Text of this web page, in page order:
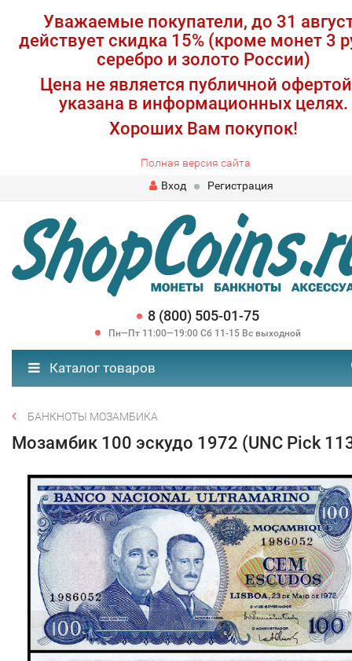
Уважаемые покупатели, до 31
действует скидка 15% (кроме монет 3
серебро и золото России)
Цена не является публичной
указана в информационных целях.
Хороших Вам покупок!
Полная версия сайта
Вход
Регистрация
8 (800) 505-01-75
Пн—Пт 11:00—19:00 Сб 11-15 Вс выходной
Каталог товаров
БАНКНОТЫ МОЗАМБИКА
Мозамбик 100 эскудо 1972 (UNC Pick